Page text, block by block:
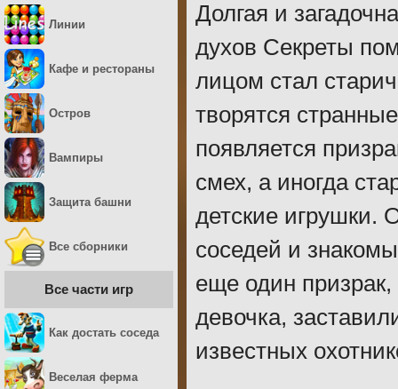
Долгая и
духов Секреты
лицом стал
творятся
появляется
смех, а иногда
детские игрушки.
соседей и
еще один
девочка,
известных
Линии
Кафе и рестораны
Остров
Вампиры
Защита башни
Все сборники
Все части игр
Как достать соседа
Веселая ферма